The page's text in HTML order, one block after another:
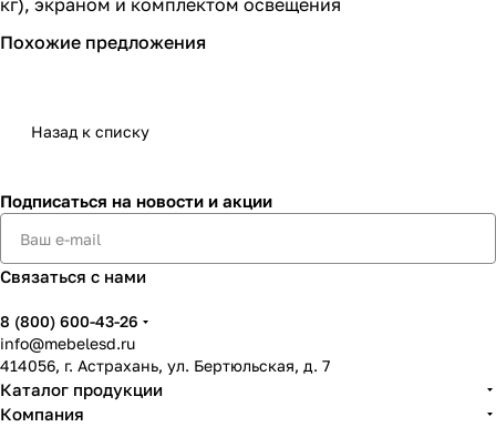
Похожие предложения
Назад к списку
Подписаться на новости и акции
Связаться с нами
8 (800) 600-43-26
info@mebelesd.ru
414056, г. Астрахань, ул. Бертюльская, д. 7
Каталог продукции
Компания